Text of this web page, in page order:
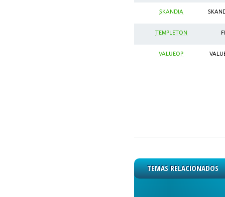
SKANDIA
TEMPLETON
VALUEOP
TEMAS RELACIONADOS